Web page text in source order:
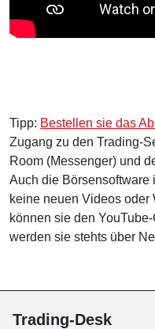
Tipp: Bestellen sie das
Zugang zu den Trading-
Room (Messenger) und
Auch die Börsensoftware
keine neuen Videos oder
können sie den
werden sie stehts über
Trading-Desk